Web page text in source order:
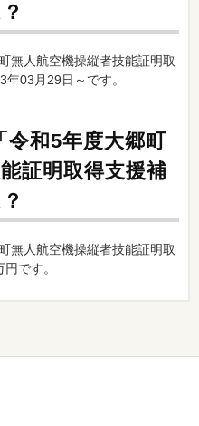
無人航空機操縦者技能証明取
03月29日～です。
令和5年度大郷町
証明取得支援補
無人航空機操縦者技能証明取
です。